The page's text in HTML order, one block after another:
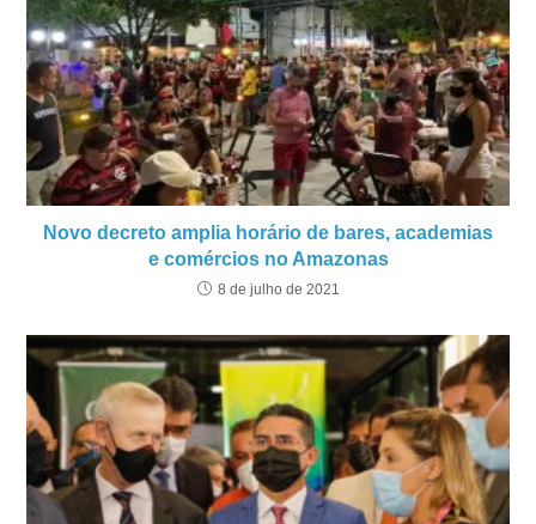
Novo decreto amplia horário de bares, academias
e comércios no Amazonas
8 de julho de 2021